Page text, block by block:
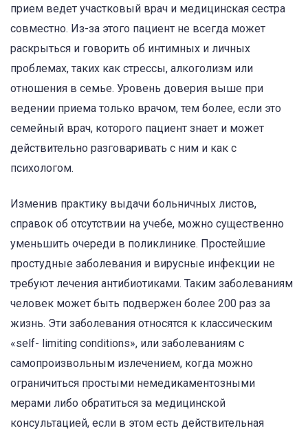
прием ведет участковый врач и медицинская сестра
совместно. Из-за этого пациент не всегда может
раскрыться и говорить об интимных и личных
проблемах, таких как стрессы, алкоголизм или
отношения в семье. Уровень доверия выше при
ведении приема только врачом, тем более, если это
семейный врач, которого пациент знает и может
действительно разговаривать с ним и как с
психологом.
Изменив практику выдачи больничных листов,
справок об отсутствии на учебе, можно существенно
уменьшить очереди в поликлинике. Простейшие
простудные заболевания и вирусные инфекции не
требуют лечения антибиотиками. Таким заболеваниям
человек может быть подвержен более 200 раз за
жизнь. Эти заболевания относятся к классическим
«self- limiting conditions», или заболеваниям с
самопроизвольным излечением, когда можно
ограничиться простыми немедикаментозными
мерами либо обратиться за медицинской
консультацией, если в этом есть действительная